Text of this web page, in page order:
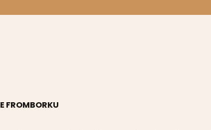
FROMBORKU